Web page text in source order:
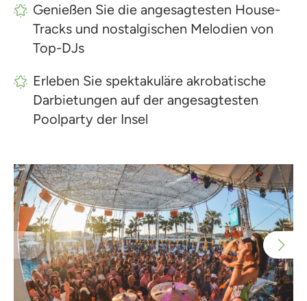
Genießen Sie die angesagtesten House-
Tracks und nostalgischen Melodien von
Top-DJs
Erleben Sie spektakuläre akrobatische
Darbietungen auf der angesagtesten
Poolparty der Insel